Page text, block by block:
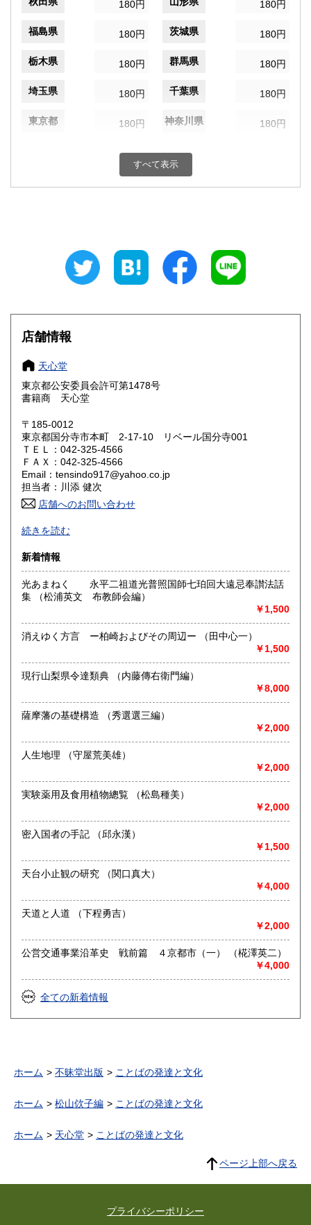
180円 180円
福島県 180円 茨城県 180円
栃木県 180円 群馬県 180円
埼玉県 180円 千葉県 180円
東京都 180円 神奈川県 180円
180円 富山県
180円 三重県
大阪府
奈良県
鳥取県 180円
岡山県
山口県 180円
香川県 180円 愛媛県
高知県 180円
佐賀県
熊本県 180円 大分県 180円
宮崎県 180円
180円
すべて表示
店舗情報
天心堂
東京都公安委員会許可第1478号
書籍商 天心堂
〒185-0012
東京都国分寺市本町 2-17-10 リベール国分寺001
ＴＥＬ：042-325-4566
ＦＡＸ：042-325-4566
Email：tensindo917@yahoo.co.jp
担当者：川添 健次
店舗へのお問い合わせ
-
沿線名：中央線
最寄駅：国分寺駅
営業時間：-
定休日：-
買い取りいたします。お問い合わせください。
取り扱い分野
古書一般（その他）
続きを読む
新着情報
光あまねく 永平二祖道光普照国師七珀回大遠忌奉讃法話
集 （松浦英文 布教師会編）
￥1,500
消えゆく方言 ー柏崎およびその周辺ー （田中心一）
￥1,500
現行山梨県令達類典 （内藤傳右衛門編）
￥8,000
薩摩藩の基礎構造 （秀選選三編）
￥2,000
人生地理 （守屋荒美雄）
￥2,000
実験薬用及食用植物總覧 （松島種美）
￥2,000
密入国者の手記 （邱永漢）
￥1,500
天台小止観の研究 （関口真大）
￥4,000
天道と人道 （下程勇吉）
￥2,000
公営交通事業沿革史 戦前篇 ４京都市（一） （椛澤英二）
￥4,000
全ての新着情報
ホーム 不昧堂出版 ことばの発達と文化
ホーム 松山佽子編 ことばの発達と文化
ホーム 天心堂 ことばの発達と文化
ページ上部へ戻る
プライバシーポリシー